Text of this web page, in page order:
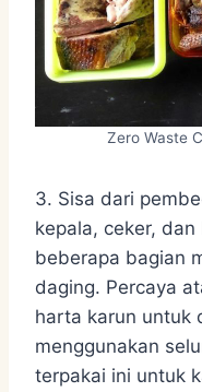
Zero Waste
3. Sisa dari
kepala, ceker,
beberapa bagian
daging. Percaya
harta karun untuk
menggunakan
terpakai ini untuk